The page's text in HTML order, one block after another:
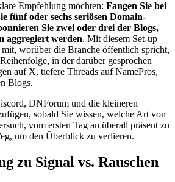
Empfehlung möchten: Fangen Sie bei
fünf oder sechs seriösen Domain-
Sie zwei oder drei der Blogs,
aggregiert werden. Mit diesem Set-up
mit, worüber die Branche öffentlich spricht,
in der darüber gesprochen
auf X, tiefere Threads auf NamePros,
Blogs.
DNForum und die kleineren
sobald Sie wissen, welche Art von
vom ersten Tag an überall präsent zu
um den Überblick zu verlieren.
zu Signal vs. Rauschen